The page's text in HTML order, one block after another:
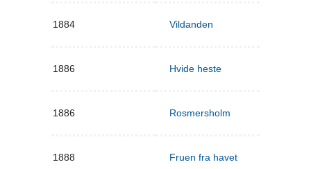
1884 Vildanden
1886 Hvide heste
1886 Rosmersholm
1888 Fruen fra havet